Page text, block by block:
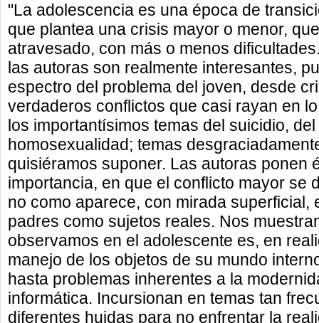
"La adolescencia es una época de
que plantea una crisis mayor o menor,
atravesado, con más o menos
las autoras son realmente interesantes,
espectro del problema del joven, desde
verdaderos conflictos que casi rayan en
los importantísimos temas del suicidio,
homosexualidad; temas
quisiéramos suponer. Las autoras ponen
importancia, en que el conflicto mayor se
no como aparece, con mirada superficial,
padres como sujetos reales. Nos
observamos en el adolescente es, en
manejo de los objetos de su mundo
hasta problemas inherentes a la
informática. Incursionan en temas tan
diferentes huidas para no enfrentar la